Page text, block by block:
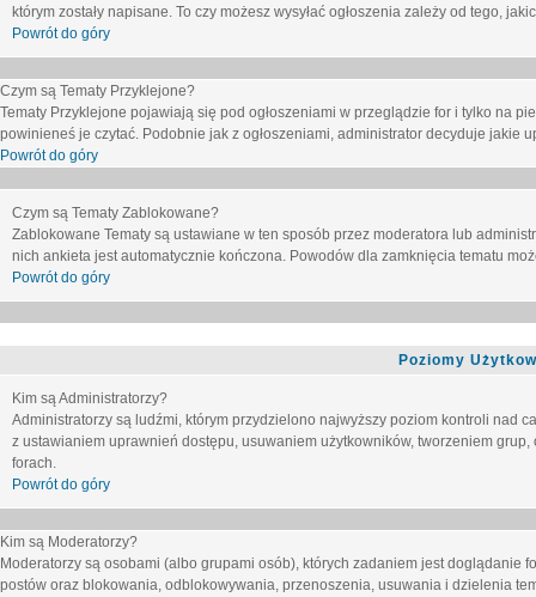
którym zostały napisane. To czy możesz wysyłać ogłoszenia zależy od tego,
Powrót do góry
Czym są Tematy Przyklejone?
Tematy Przyklejone pojawiają się pod ogłoszeniami w przeglądzie for i tylko na
powinieneś je czytać. Podobnie jak z ogłoszeniami, administrator decyduje
Powrót do góry
Czym są Tematy Zablokowane?
Zablokowane Tematy są ustawiane w ten sposób przez moderatora lub
nich ankieta jest automatycznie kończona. Powodów dla zamknięcia tematu
Powrót do góry
Poziomy
Kim są Administratorzy?
Administratorzy są ludźmi, którym przydzielono najwyższy poziom kontroli nad
z ustawianiem uprawnień dostępu, usuwaniem użytkowników, tworzeniem
forach.
Powrót do góry
Kim są Moderatorzy?
Moderatorzy są osobami (albo grupami osób), których zadaniem jest
postów oraz blokowania, odblokowywania, przenoszenia, usuwania i dzielenia